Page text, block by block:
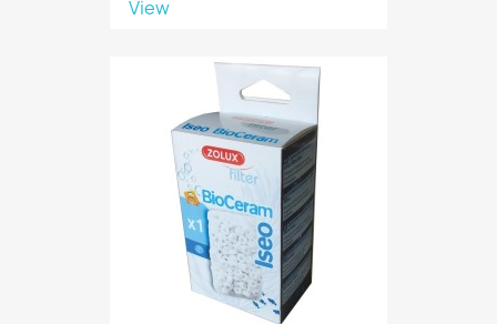
View